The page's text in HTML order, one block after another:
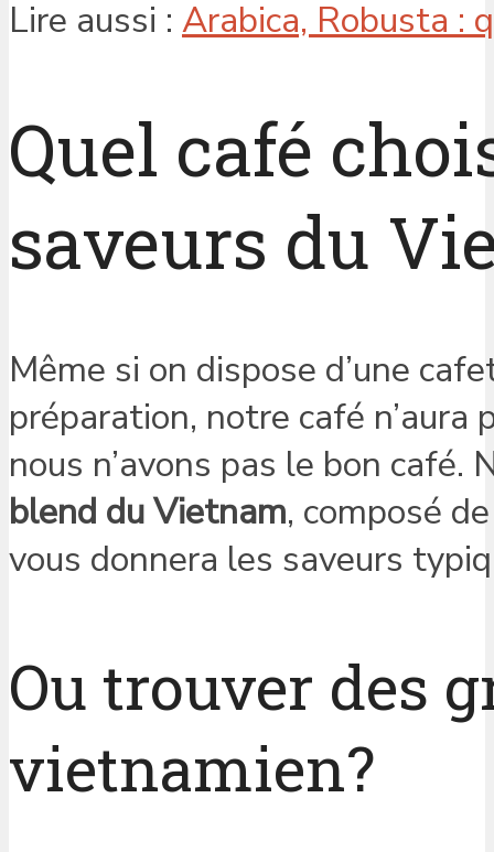
Lire aussi : Arabica, Robusta :
Quel café
saveurs du
Même si on dispose d’une
préparation, notre café
nous n’avons pas le bon
blend du Vietnam, composé
vous donnera les saveurs
Ou trouver des
vietnamien?